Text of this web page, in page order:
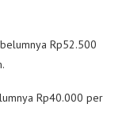
Rp52.500
Rp40.000 per